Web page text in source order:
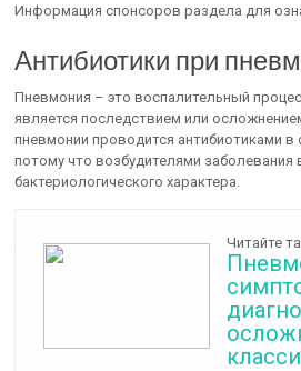
Информация спонсоров раздела для
Антибиотики при
Пневмония – это воспалительный
является последствием или
пневмонии проводится антибиотиками в
потому что возбудителями
бактериологического характера.
Читайте